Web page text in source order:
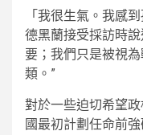
「我很生氣。我感
德黑蘭接受採訪時
要；我們只是被視
類。”
對於一些迫切希望
國最初計劃任命前